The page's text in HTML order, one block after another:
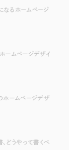
なるホームページ
ームページデザイ
ホームページデザ
どうやって書くべ